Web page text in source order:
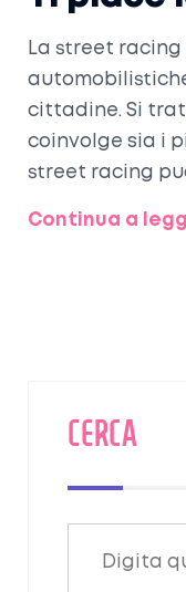
La street
cittadine. Si
coinvolge sia i
street racing
divertimento. I
partecipanti
essere
Continua a
CERCA